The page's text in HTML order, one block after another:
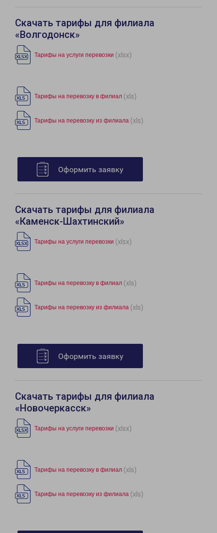
Скачать тарифы для филиала
«Волгодонск»
Тарифы на услуги перевозки (xlsx)
Тарифы на перевозку в филиал (xls)
Тарифы на перевозку из филиала (xls)
Оформить заявку
Скачать тарифы для филиала
«Каменск-Шахтинский»
Тарифы на услуги перевозки (xlsx)
Тарифы на перевозку в филиал (xls)
Тарифы на перевозку из филиала (xls)
Оформить заявку
Скачать тарифы для филиала
«Новочеркасск»
Тарифы на услуги перевозки (xlsx)
Тарифы на перевозку в филиал (xls)
Тарифы на перевозку из филиала (xls)